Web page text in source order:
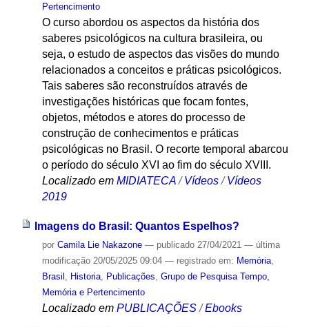
Pertencimento
O curso abordou os aspectos da história dos
saberes psicológicos na cultura brasileira, ou
seja, o estudo de aspectos das visões do mundo
relacionados a conceitos e práticas psicológicos.
Tais saberes são reconstruídos através de
investigações históricas que focam fontes,
objetos, métodos e atores do processo de
construção de conhecimentos e práticas
psicológicas no Brasil. O recorte temporal abarcou
o período do século XVI ao fim do século XVIII.
Localizado em MIDIATECA /Vídeos /Vídeos
2019
Imagens do Brasil: Quantos Espelhos?
por Camila Lie Nakazone — publicado27/04/2021 — última
modificação20/05/2025 09:04 — registrado em: Memória,
Brasil
Historia, Publicações Grupo de Pesquisa Tempo,
Memória e Pertencimento
Localizado em PUBLICAÇÕES /Ebooks